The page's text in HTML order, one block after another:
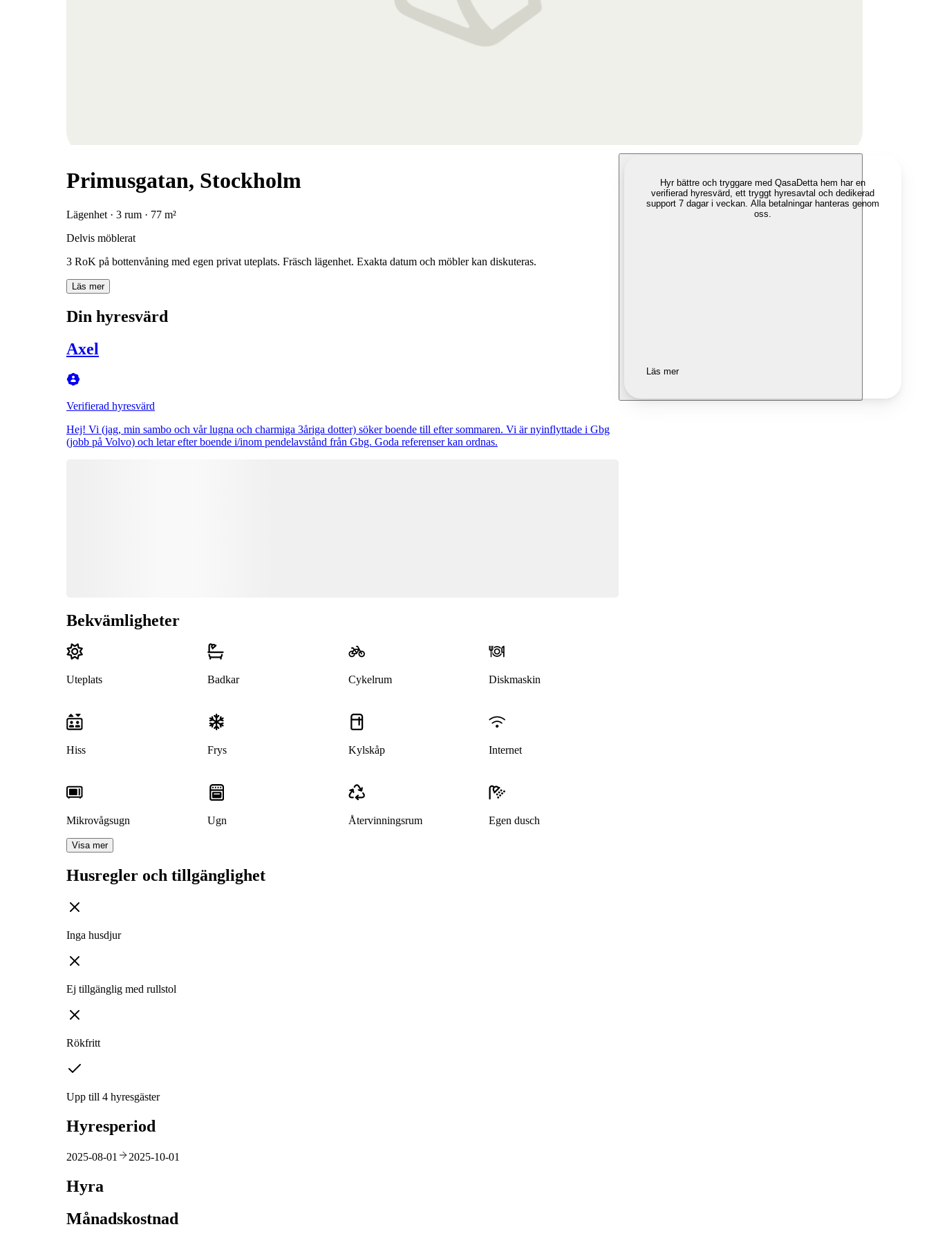
Primusgatan, Stockholm
Lägenhet · 3 rum · 77 m²
Delvis möblerat
3 RoK på bottenvåning med egen privat uteplats. Fräsch lägenhet. Exakta datum och möbler kan diskuteras.
Läs mer
Din hyresvärd
Axel
Verifierad hyresvärd
Hej! Vi (jag, min sambo och vår lugna och charmiga 3åriga dotter) söker boende till efter sommaren. Vi är nyinflyttade i Gbg
(jobb på Volvo) och letar efter boende i/inom pendelavstånd från Gbg. Goda referenser kan ordnas.
Bekvämligheter
Uteplats Badkar Cykelrum Diskmaskin
Hiss Frys Kylskåp Internet
Mikrovågsugn Ugn Återvinningsrum Egen dusch
Visa mer
Husregler och tillgänglighet
Inga husdjur
Ej tillgänglig med rullstol
Rökfritt
Upp till 4 hyresgäster
Hyresperiod
2025-08-01 2025-10-01
Hyra
Månadskostnad
Hyr bättre och tryggare med QasaDetta hem har en
verifierad hyresvärd, ett tryggt hyresavtal och dedikerad
support 7 dagar i veckan. Alla betalningar hanteras genom
oss.
Läs mer